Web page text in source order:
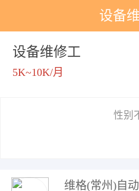
设备
设备维修工
5K~10K/月
性别